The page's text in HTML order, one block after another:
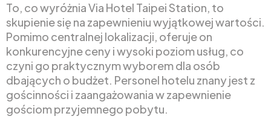
To, co wyróżnia Via Hotel Taipei Station, to
skupienie się na zapewnieniu wyjątkowej wartości.
Pomimo centralnej lokalizacji, oferuje on
konkurencyjne ceny i wysoki poziom usług, co
czyni go praktycznym wyborem dla osób
dbających o budżet. Personel hotelu znany jest z
gościnności i zaangażowania w zapewnienie
gościom przyjemnego pobytu.